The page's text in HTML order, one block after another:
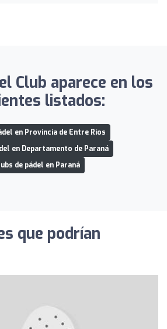
Club aparece en los
listados:
en Provincia de Entre Ríos
en Departamento de Paraná
de pádel en Paraná
que podrían